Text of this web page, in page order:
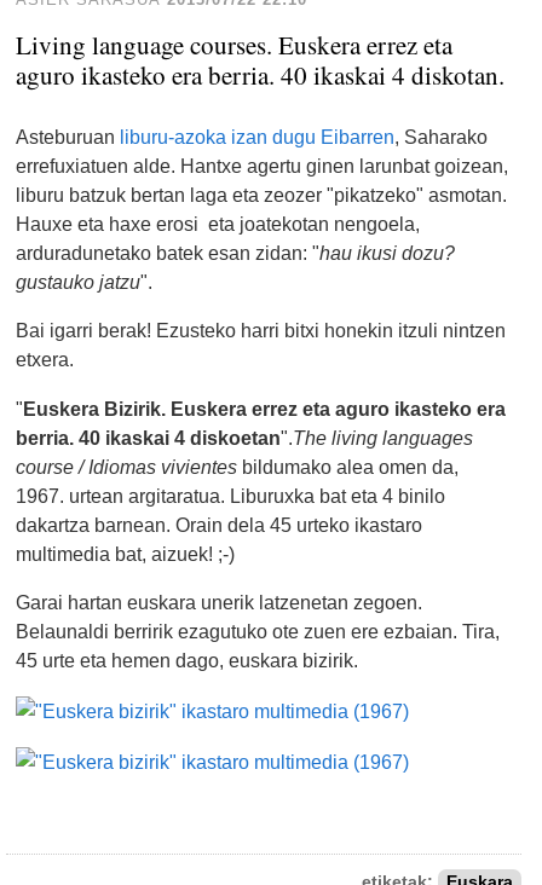
Living language courses. Euskera errez eta
aguro ikasteko era berria. 40 ikaskai 4 diskotan.
Asteburuan liburu-azoka izan dugu Eibarren, Saharako
errefuxiatuen alde. Hantxe agertu ginen larunbat goizean,
liburu batzuk bertan laga eta zeozer "pikatzeko" asmotan.
Hauxe eta haxe erosi eta joatekotan nengoela,
arduradunetako batek esan zidan: "hau ikusi dozu?
gustauko jatzu".
Bai igarri berak! Ezusteko harri bitxi honekin itzuli nintzen
etxera.
"Euskera Bizirik. Euskera errez eta aguro ikasteko era
berria. 40 ikaskai 4 diskoetan".The living languages
course / Idiomas vivientes bildumako alea omen da,
1967. urtean argitaratua. Liburuxka bat eta 4 binilo
dakartza barnean. Orain dela 45 urteko ikastaro
multimedia bat, aizuek! ;-)
Garai hartan euskara unerik latzenetan zegoen.
Belaunaldi berririk ezagutuko ote zuen ere ezbaian. Tira,
45 urte eta hemen dago, euskara bizirik.